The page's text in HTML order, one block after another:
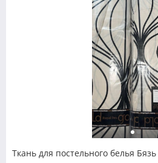
Ткань для постельного белья